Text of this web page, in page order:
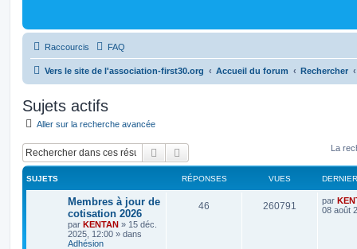
Raccourcis FAQ
Vers le site de l'association-first30.org Accueil du forum Rechercher
Sujets actifs
Aller sur la recherche avancée
Rechercher La
SUJETS RÉPONSES VUES
Membres à jour de
cotisation 2026
par KENTAN » 15 déc.
2025, 12:00 » dans
Adhésion
46 260791 par
08 août